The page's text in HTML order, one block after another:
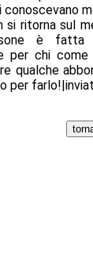
conoscevano
si ritorna sul
è fatta
per chi
qualche
per